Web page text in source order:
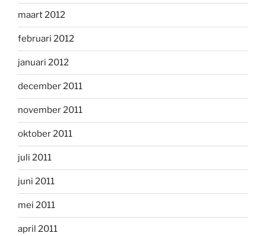
maart 2012
februari 2012
januari 2012
december 2011
november 2011
oktober 2011
juli 2011
juni 2011
mei 2011
april 2011